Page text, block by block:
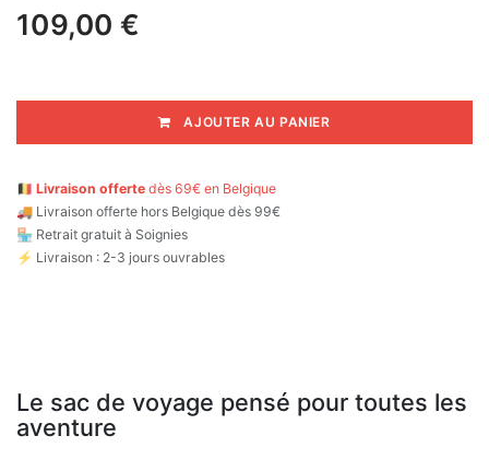
109,00 €
AJOUTER AU PANIER
🇧🇪 Livraison offerte dès 69€ en Belgique
🚚 Livraison offerte hors Belgique dès 99€
🏪 Retrait gratuit à Soignies
⚡ Livraison : 2-3 jours ouvrables
Le sac de voyage pensé pour toutes les
aventure